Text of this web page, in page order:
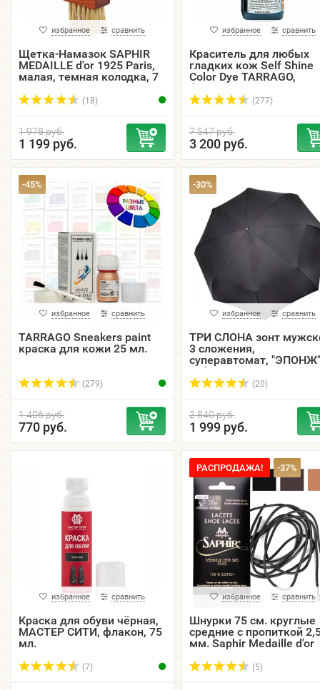
избранное сравнить
Щетка-Намазок SAPHIR
MEDAILLE d'or 1925 Paris,
малая, темная колодка, 7
щетина.
(18)
1 978 руб.
1 199 руб.
избранное сравнить
Краситель для любых
гладких кож Self Shine
Color Dye TARRAGO,
фляжка, 500 мл.
(277)
7 547 руб.
3 200 руб.
-45%
избранное сравнить
TARRAGO Sneakers paint
краска для кожи 25 мл.
(279)
1 406 руб.
770 руб.
-30%
избранное сравнить
ТРИ СЛОНА зонт
3 сложения,
суперавтомат, "ЭПОНЖ"
тефлон, купол 115 см.
M6800
(20)
2 840 руб.
1 999 руб.
избранное сравнить
Краска для обуви чёрная,
МАСТЕР СИТИ, флакон, 75
мл.
(7)
РАСПРОДАЖА! -37%
избранное сравнить
Шнурки 75 см. круглые
средние с пропиткой
мм. Saphir Medaille d'or
(5)